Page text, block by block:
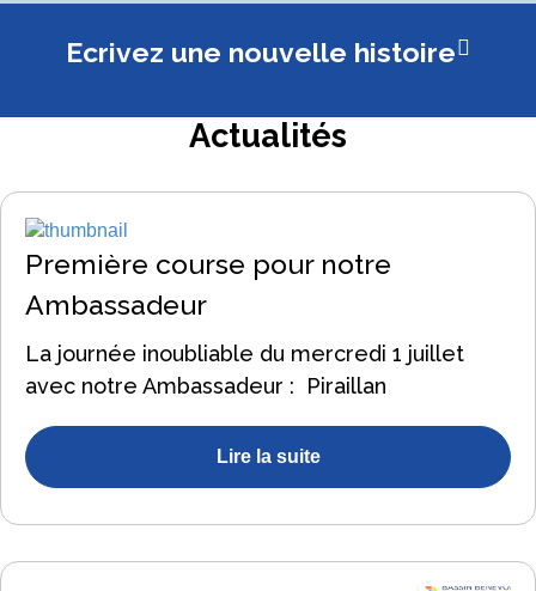
Ecrivez une nouvelle histoire
Actualités
Première course pour notre
Ambassadeur
La journée inoubliable du mercredi 1 juillet
avec notre Ambassadeur : Piraillan
Lire la suite